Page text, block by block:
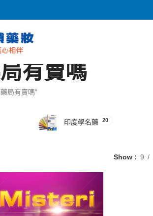
有賣嗎
局有賣嗎”
印度學名藥 20
Show 9